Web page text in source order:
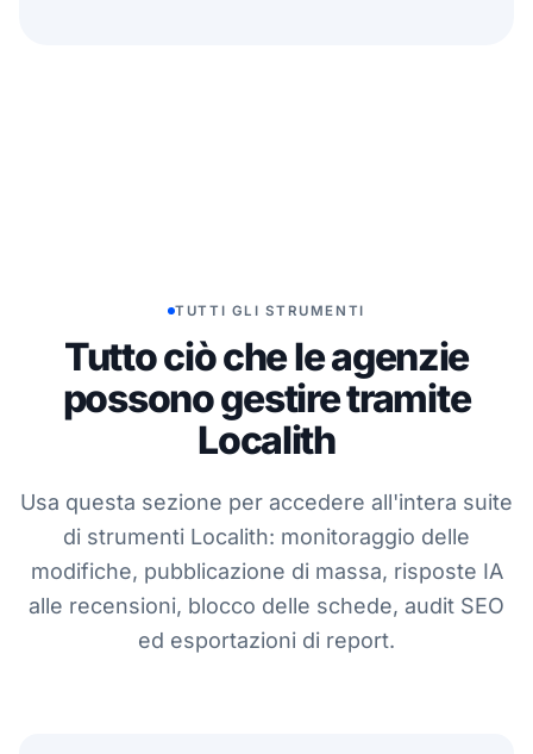
TUTTI GLI STRUMENTI
Tutto ciò che le agenzie
possono gestire tramite
Localith
Usa questa sezione per accedere all'intera suite
di strumenti Localith: monitoraggio delle
modifiche, pubblicazione di massa, risposte IA
alle recensioni, blocco delle schede, audit SEO
ed esportazioni di report.